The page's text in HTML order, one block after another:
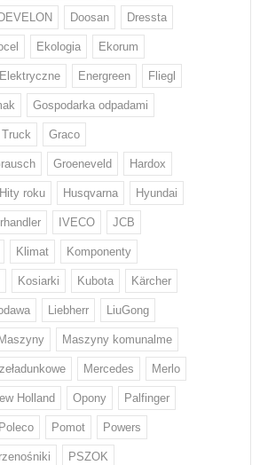
DEVELON Doosan Dressta
Ekologia Ekorum
Elektryczne Energreen Fliegl
Gospodarka odpadami
Graco
Groeneveld Hardox
Hity roku Husqvarna Hyundai
IVECO JCB
Klimat Komponenty
Kosiarki Kubota Kärcher
Liebherr LiuGong
Maszyny Maszyny komunalme
Mercedes Merlo
Holland Opony Palfinger
Poleco Pomot Powers
PSZOK